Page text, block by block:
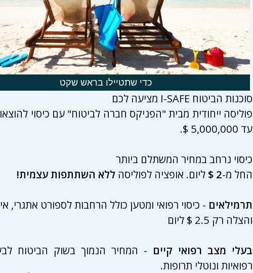
כדי שתטיילו בראש שקט
סוכנות הביטוח I-SAFE מציעה לכם
פוליסה ייחודית מבית "הפניקס חברה לביטוח" עם כיסוי
עד 5,000,000 $.
כיסוי נרחב במחיר המשתלם ביותר
החל מ-2 $ ליום. אופציה לפוליסה ללא השתתפות עצמית!
תרמילאים - כיסוי רפואי ומטען כולל הרחבות לספורט אתגרי,
והצלה רק 2.5 $ ליום
בעלי מצב רפואי קיים - המחיר הנמוך בשוק הביטוח
רפואיות ונוטלי תרופות.